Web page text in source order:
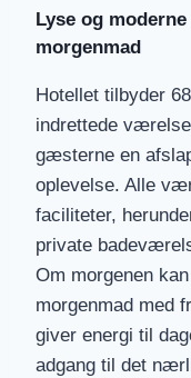
Lyse og
morgenmad
Hotellet tilbyder
indrettede
gæsterne en
oplevelse. Alle
faciliteter,
private
Om morgenen
morgenmad med
giver energi til
adgang til det